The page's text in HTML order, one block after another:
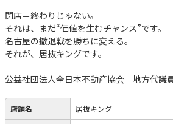
閉店＝終わりじゃない。
それは、まだ“価値を生むチャンス”です。
名古屋の撤退戦を勝ちに変える。
それが、居抜キングです。
公益社団法人全日本不動産協会 地方代議
店舗名 居抜キング